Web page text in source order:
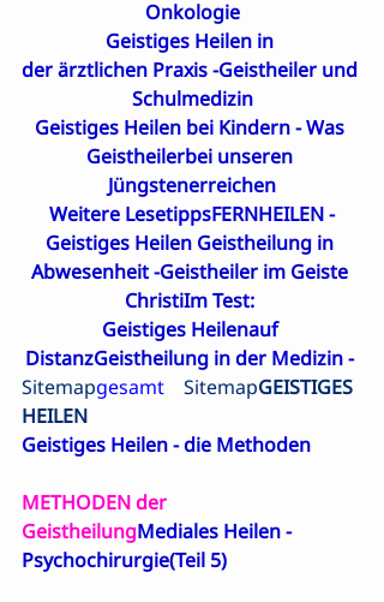
Onkologie
Geistiges Heilen in
der ärztlichen Praxis -Geistheiler und
Schulmedizin
Geistiges Heilen bei Kindern - Was
Geistheilerbei unseren
Jüngstenerreichen
Weitere LesetippsFERNHEILEN -
Geistiges Heilen Geistheilung in
Abwesenheit -Geistheiler im Geiste
ChristiIm Test:
Geistiges Heilenauf
DistanzGeistheilung in der Medizin -
Sitemapgesamt SitemapGEISTIGES
HEILEN
Geistiges Heilen - die Methoden
METHODEN der
GeistheilungMediales Heilen -
Psychochirurgie(Teil 5)